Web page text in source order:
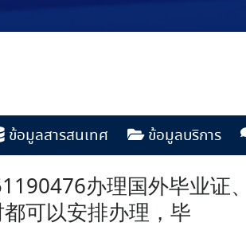
ข้อมูลสารสนเทศ ข้อมูลบริการ
办理国外毕业证
可以安排办理，毕